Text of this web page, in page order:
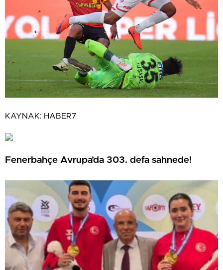
KAYNAK: HABER7
Fenerbahçe Avrupa’da 303. defa sahnede!